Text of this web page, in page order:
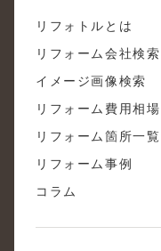
リフォトルとは
リフォーム会社検索
イメージ画像検索
リフォーム費用相場
リフォーム箇所一覧
リフォーム事例
コラム